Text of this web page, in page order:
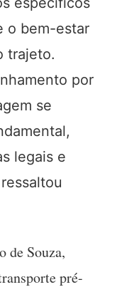
o bem-estar
trajeto.
por
se
legais e
de Souza,
pré-